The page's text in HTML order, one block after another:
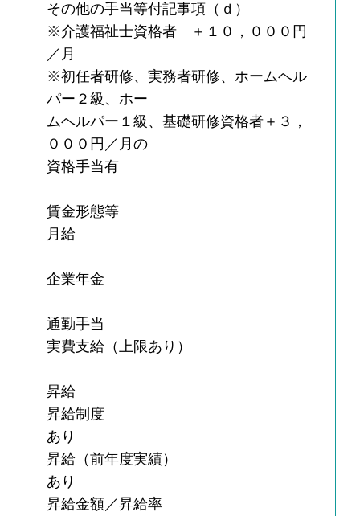
その他の手当等付記事項（ｄ）
※介護福祉士資格者 ＋１０，０００円
／月
※初任者研修、実務者研修、ホームヘル
パー２級、ホー
ムヘルパー１級、基礎研修資格者＋３，
０００円／月の
資格手当有
賃金形態等
月給
企業年金
通勤手当
実費支給（上限あり）
昇給
昇給制度
あり
昇給（前年度実績）
あり
昇給金額／昇給率